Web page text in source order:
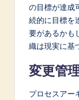
の目標が達成
続的に目標を
要があるかも
織は現実に基
変更管
プロセスアー